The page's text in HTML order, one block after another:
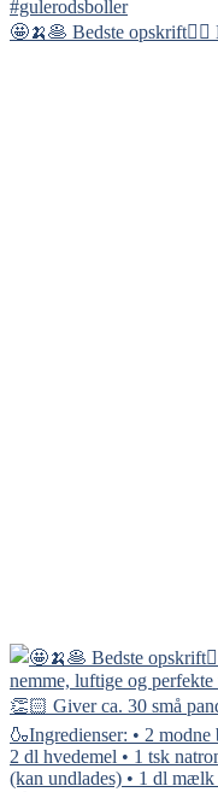
🤩🍌🥞 Bedste